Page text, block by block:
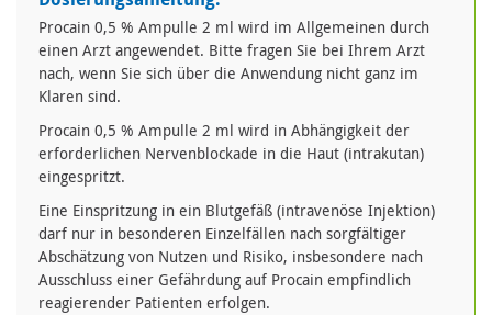
Procain 0,5 % Ampulle 2 ml wird im Allgemeinen durch
einen Arzt angewendet. Bitte fragen Sie bei Ihrem Arzt
nach, wenn Sie sich über die Anwendung nicht ganz im
Klaren sind.
Procain 0,5 % Ampulle 2 ml wird in Abhängigkeit der
erforderlichen Nervenblockade in die Haut (intrakutan)
eingespritzt.
Eine Einspritzung in ein Blutgefäß (intravenöse Injektion)
darf nur in besonderen Einzelfällen nach sorgfältiger
Abschätzung von Nutzen und Risiko, insbesondere nach
Ausschluss einer Gefährdung auf Procain empfindlich
reagierender Patienten erfolgen.